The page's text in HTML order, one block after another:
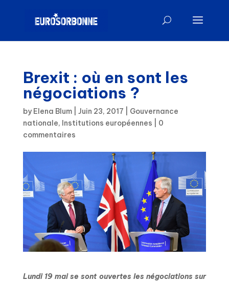
Brexit : où en sont les
négociations ?
by Elena Blum| Juin 23, 2017
Gouvernance
nationale, Institutions européennes
0
commentaires
Lundi 19 mai se sont ouvertes les négociations sur